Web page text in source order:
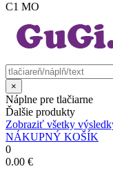
C1 MO
×
Náplne pre tlačiarne
Ďalšie produkty
Zobraziť všetky
NÁKUPNÝ KOŠÍK
0
0.00 €